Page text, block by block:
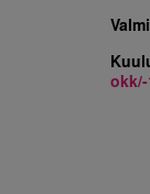
okk/-